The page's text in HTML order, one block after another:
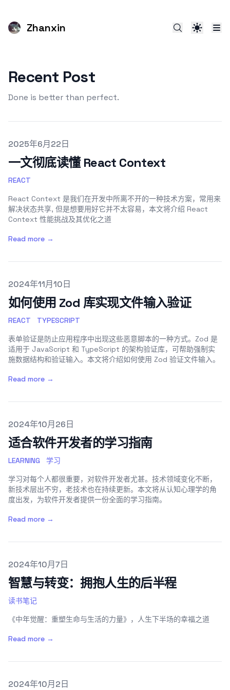
Zhanxin
Recent Post
Done is better than perfect.
Published on
2025年6月22日
一文彻底读懂 React Context
REACT
React Context 是我们在开发中所离不开的一种技术方案，常用来
解决状态共享, 但是想要用好它并不太容易，本文将介绍 React
Context 性能挑战及其优化之道
Read more →
Published on
2024年11月10日
如何使用 Zod 库实现文件输入验证
REACT
TYPESCRIPT
表单验证是防止应用程序中出现这些恶意脚本的一种方式。Zod 是
适用于 JavaScript 和 TypeScript 的架构验证库，可帮助强制实
施数据结构和验证输入。本文将介绍如何使用 Zod 验证文件输入。
Read more →
Published on
2024年10月26日
适合软件开发者的学习指南
LEARNING
学习
学习对每个人都很重要，对软件开发者尤甚。技术领域变化不断，
新技术层出不穷，老技术也在持续更新。本文将从认知心理学的角
度出发，为软件开发者提供一份全面的学习指南。
Read more →
Published on
2024年10月7日
智慧与转变：拥抱人生的后半程
读书笔记
《中年觉醒：重塑生命与生活的力量》，人生下半场的幸福之道
Read more →
Published on
2024年10月2日